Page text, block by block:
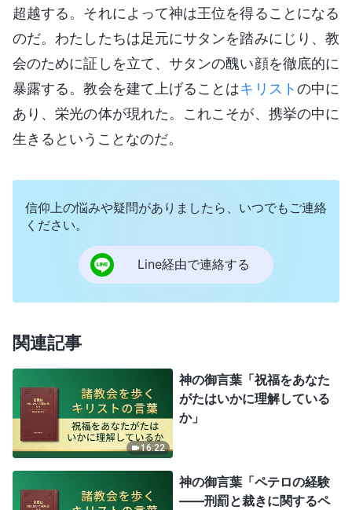
超越する。それによって神は王位を得ることになる
のだ。わたしたちは足元にサタンを踏みにじり、教
会のために証しを立て、サタンの醜い顔を徹底的に
暴露する。教会を建て上げることはキリストの中に
あり、栄光の体が現れた。これこそが、携挙の中に
生きるということなのだ。
信仰上の悩みや疑問がありましたら、いつでもご連絡
ください。
Line経由で連絡する
関連記事
16:22
神の御言葉「祝福をあなた
がたはいかに理解している
か」
神の御言葉「ペテロの経験
——刑罰と裁きに関するペ